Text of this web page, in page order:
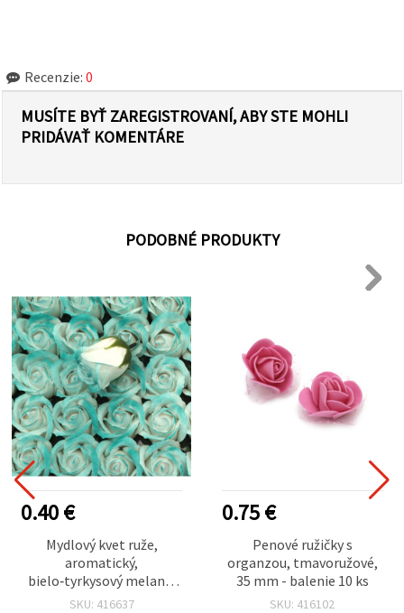
Recenzie: 0
MUSÍTE BYŤ ZAREGISTROVANÍ, ABY STE MOHLI
PRIDÁVAŤ KOMENTÁRE
PODOBNÉ PRODUKTY
0.40 €
Mydlový kvet ruže,
aromatický,
bielo‑tyrkysový melanž,
50 mm
SKU: 416637
0.75 €
Penové ružičky s
organzou, tmavoružové,
35 mm - balenie 10 ks
SKU: 416102